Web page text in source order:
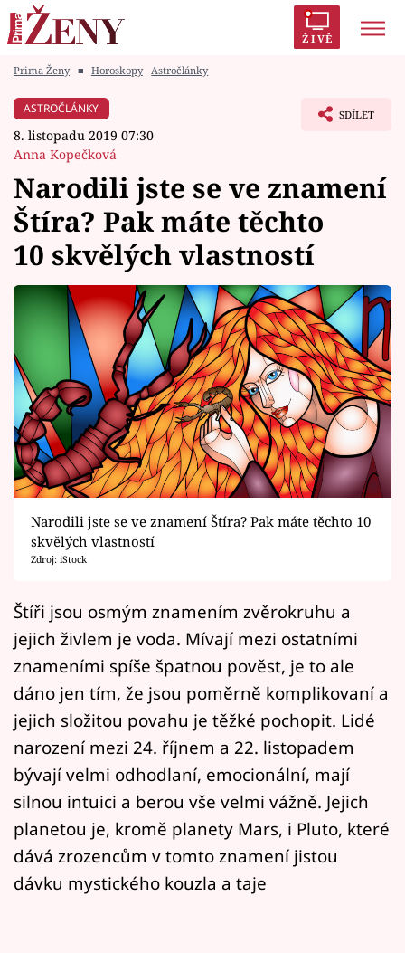
ŽIVĚ
Módní alarm
Témata
Celebrity
Vztahy
Seriály
Horoskopy
Sledujte prima+
Filmový festival Karlovy Vary
Pořady
Přihlášení
Sledujte nás
Prima Ženy ■ Horoskopy Astročlánky
ASTROČLÁNKY
8. listopadu 2019 07:30
Anna Kopečková
SDÍLET
Narodili jste se ve znamení
Štíra? Pak máte těchto
10 skvělých vlastností
Narodili jste se ve znamení Štíra? Pak máte těchto 10
skvělých vlastností
Zdroj: iStock
Štíři jsou osmým znamením zvěrokruhu a
jejich živlem je voda. Mívají mezi ostatními
znameními spíše špatnou pověst, je to ale
dáno jen tím, že jsou poměrně komplikovaní a
jejich složitou povahu je těžké pochopit. Lidé
narození mezi 24. říjnem a 22. listopadem
bývají velmi odhodlaní, emocionální, mají
silnou intuici a berou vše velmi vážně. Jejich
planetou je, kromě planety Mars, i Pluto, které
dává zrozencům v tomto znamení jistou
dávku mystického kouzla a taje